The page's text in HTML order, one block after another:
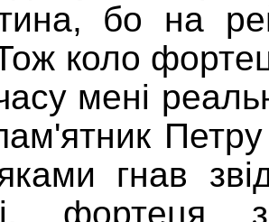
бо на
коло
мені
гнав
фортеця